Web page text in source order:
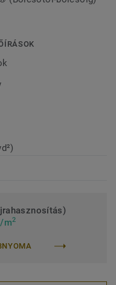
egy standard sima
/m2